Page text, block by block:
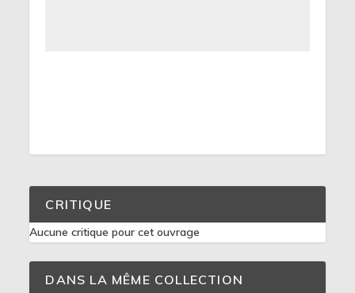
CRITIQUE
Aucune critique pour cet ouvrage
DANS LA MÊME COLLECTION